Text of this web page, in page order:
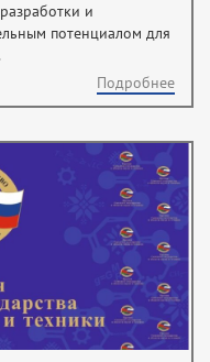
и
потенциалом для
Подробнее